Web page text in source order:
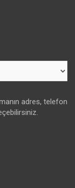
adres, telefon